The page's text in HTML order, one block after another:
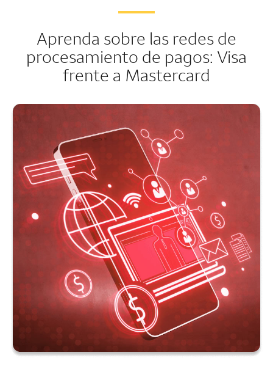
Aprenda sobre las redes de
procesamiento de pagos: Visa
frente a Mastercard